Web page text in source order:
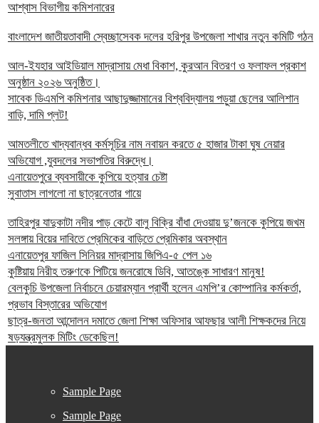
আশ্বাস বিভাগীয় কমিশনারের
বাংলাদেশ জাতীয়তাবাদী স্বেচ্ছাসেবক দলের হরিপুর উপজেলা শাখার নতুন কমিটি গঠন
আল-ইযহার আইডিয়াল মাদ্রাসায় মেধা বিকাশ, কুরআন বিতরণ ও ফলাফল প্রকাশ
অনুষ্ঠান ২০২৬ অনুষ্ঠিত।
সাবেক ডিএমপি কমিশনার আছাদুজ্জামানের বিশ্ববিদ্যালয় পড়ুয়া ছেলের আলিশান
বাড়ি, দামি প্লট!
আমতলীতে খাদ্যবান্ধব কর্মসূচির নাম নবায়ন করতে ৫ হাজার টাকা ঘুষ নেয়ার
অভিযোগ ,যুবদলের সভাপতির বিরুদ্ধে।
এনায়েতপুরে ব্যবসায়ীকে কুপিয়ে হত্যার চেষ্টা
সুবাতাস লাগলো না ছাত্রনেতার গায়ে
তাহিরপুর যাদুকাটা নদীর পাড় কেটে বালু বিক্রি বাঁধা দেওয়ায় দু’জনকে কুপিয়ে জখম
সলঙ্গায় বিয়ের দাবিতে প্রেমিকের বাড়িতে প্রেমিকার অবস্থান
এনায়েতপুর ফাজিল সিনিয়র মাদ্রাসায় জিপিএ-৫ পেল ১৬
কুষ্টিয়ায় নিরীহ তরুণকে পিটিয়ে জনরোষে ডিবি, আতঙ্কে সাধারণ মানুষ!
বেলকুচি উপজেলা নির্বাচনে চেয়ারম্যান প্রার্থী হলেন এমপি’র কোম্পানির কর্মকর্তা,
প্রভাব বিস্তারের অভিযোগ
ছাত্র-জনতা আন্দোলন দমাতে জেলা শিক্ষা অফিসার আফছার আলী শিক্ষকদের নিয়ে
ষড়যন্ত্রমুলক মিটিং ডেকেছিল!
Sample Page
Sample Page